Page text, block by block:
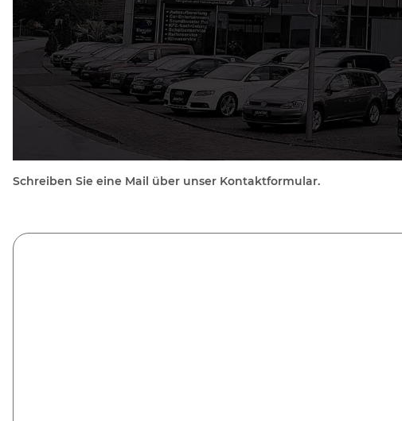
Schreiben Sie eine Mail über unser Kontaktformular.